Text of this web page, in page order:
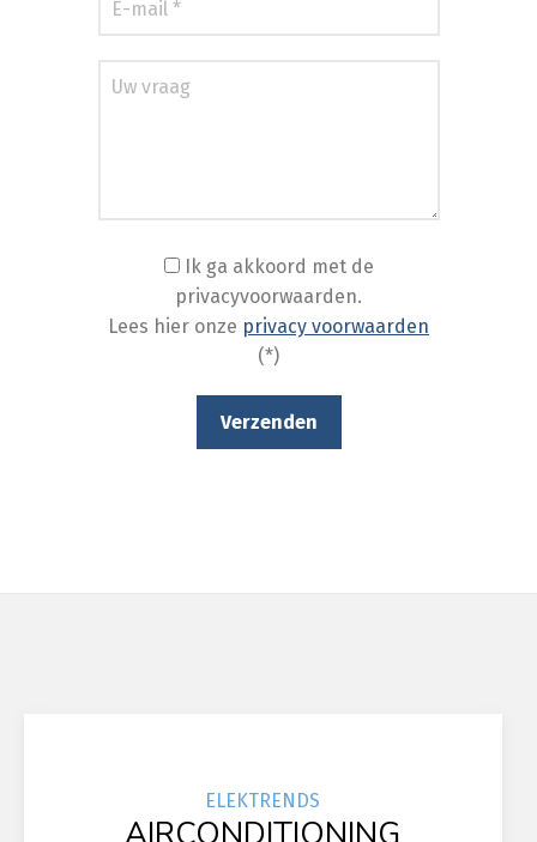
Ik ga akkoord met de
privacyvoorwaarden.
Lees hier onze privacy voorwaarden
(*)
ELEKTRENDS